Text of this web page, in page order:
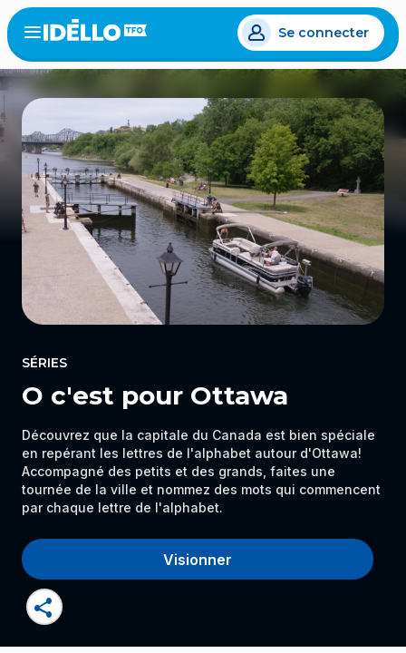
Aller
au
contenu
principal
Open
menu
Se connecter
SÉRIES
O c'est pour Ottawa
Découvrez que la capitale du Canada est bien spéciale
en repérant les lettres de l'alphabet autour d'Ottawa!
Accompagné des petits et des grands, faites une
tournée de la ville et nommez des mots qui commencent
par chaque lettre de l'alphabet.
Visionner
share